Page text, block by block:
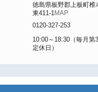
徳島県板野郡上板町椎
東411-1 MAP
0120-327-253
10:00～18:30（毎月第
定休日）